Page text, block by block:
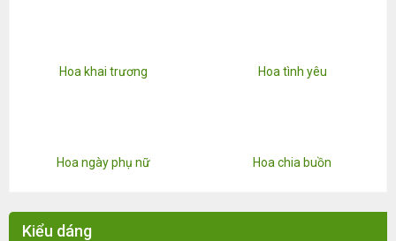
Hoa khai trương Hoa tình yêu
Hoa ngày phụ nữ Hoa chia buồn
Kiểu dáng